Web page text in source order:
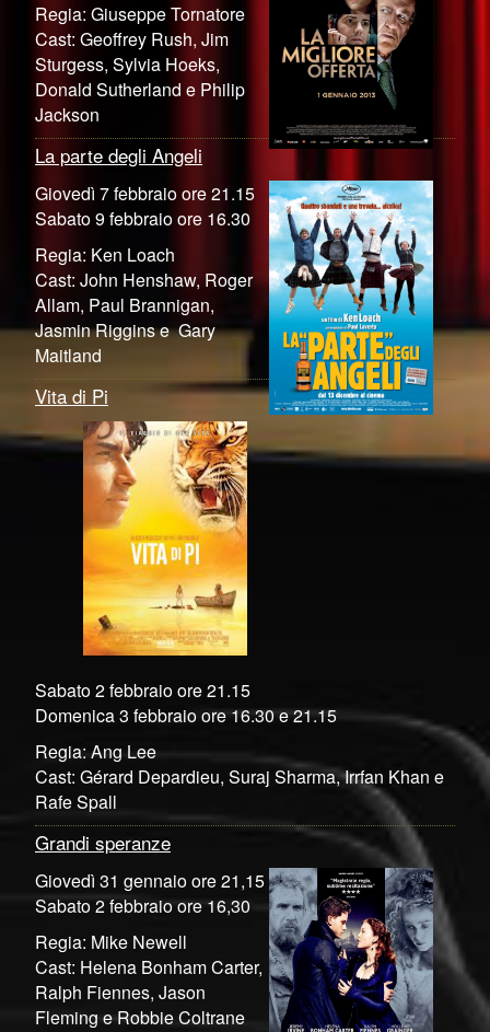
Regia: Giuseppe Tornatore
Cast: Geoffrey Rush, Jim
Sturgess, Sylvia Hoeks,
Donald Sutherland e Philip
Jackson
La parte degli Angeli
Giovedì 7 febbraio ore 21.15
Sabato 9 febbraio ore 16.30
Regia: Ken Loach
Cast: John Henshaw, Roger
Allam, Paul Brannigan,
Jasmin Riggins e Gary
Maitland
Vita di Pi
Sabato 2 febbraio ore 21.15
Domenica 3 febbraio ore 16.30 e 21.15
Regia: Ang Lee
Cast: Gérard Depardieu, Suraj Sharma, Irrfan Khan e
Rafe Spall
Grandi speranze
Giovedì 31 gennaio ore 21,15
Sabato 2 febbraio ore 16,30
Regia: Mike Newell
Cast: Helena Bonham Carter,
Ralph Fiennes, Jason
Fleming e Robbie Coltrane